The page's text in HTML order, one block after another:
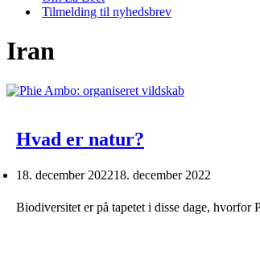
Tilmelding til nyhedsbrev
Iran
Hvad er natur?
18. december 202218. december 2022
Biodiversitet er på tapetet i disse dage,